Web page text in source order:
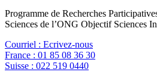
Programme de Recherches
Sciences de l’ONG Objectif Sciences
Courriel : Ecrivez-nous
France : 01 85 08 36 30
Suisse : 022 519 0440